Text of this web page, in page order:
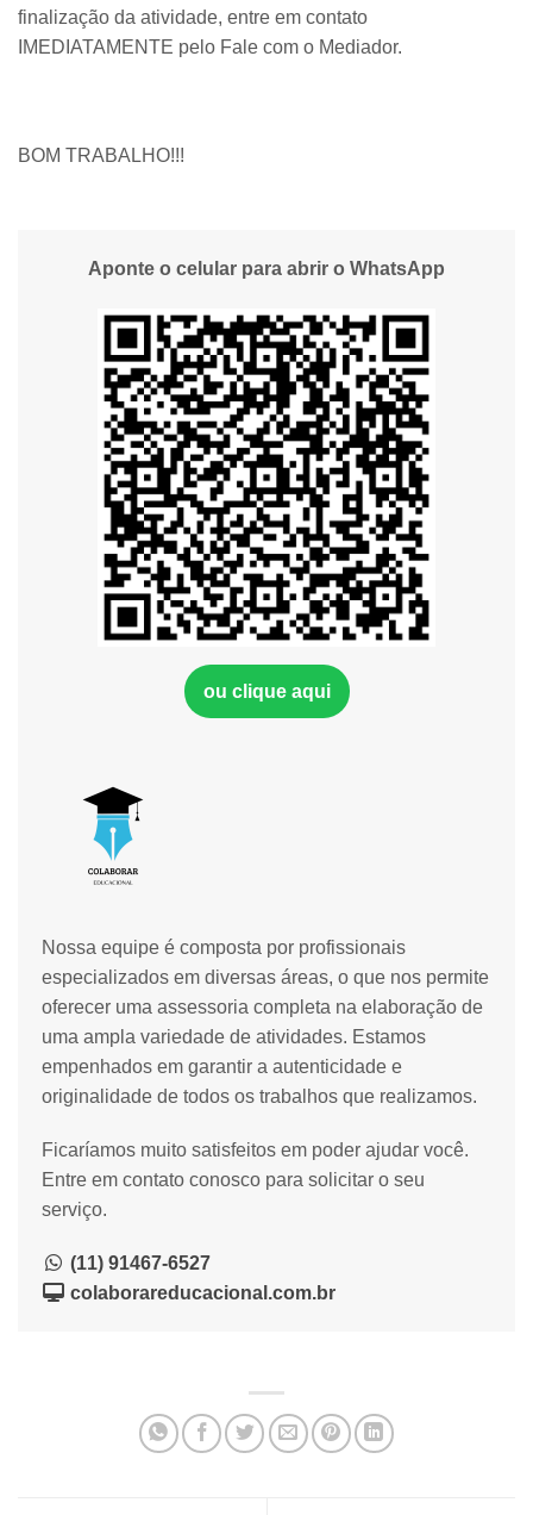
finalização da atividade, entre em contato
IMEDIATAMENTE pelo Fale com o Mediador.
BOM TRABALHO!!!
Nossa equipe é composta por profissionais
especializados em diversas áreas, o que nos permite
oferecer uma assessoria completa na elaboração de
uma ampla variedade de atividades. Estamos
empenhados em garantir a autenticidade e
originalidade de todos os trabalhos que realizamos.
Ficaríamos muito satisfeitos em poder ajudar você.
Entre em contato conosco para solicitar o seu
serviço.
(11) 91467-6527
colaborareducacional.com.br
Aponte o celular para abrir o WhatsApp
ou clique aqui